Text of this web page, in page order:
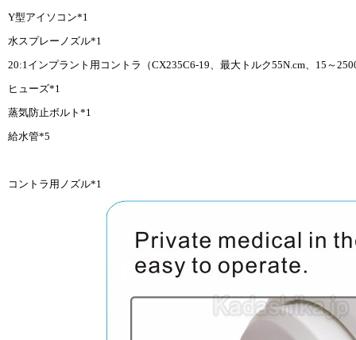
Y型アイソコン*1
水スプレーノズル*1
20:1インプラント用コントラ（CX235C6-19、最大トルク55N.cm、15～
ヒューズ*1
蒸気防止ボルト*1
給水管*5
コントラ用ノズル*1